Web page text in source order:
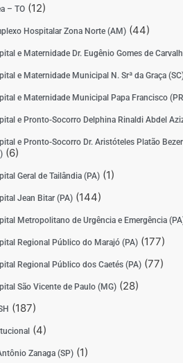
– TO(12)
Hospitalar Zona Norte (AM)(44)
e Maternidade Dr. Eugênio Gomes de
e Maternidade Municipal N. Srª da Graça
e Maternidade Municipal Papa Francisco
e Pronto-Socorro Delphina Rinaldi Abdel
e Pronto-Socorro Dr. Aristóteles Platão
(6)
Geral de Tailândia (PA)(1)
Jean Bitar (PA)(144)
Metropolitano de Urgência e Emergência
Regional Público do Marajó (PA)(177)
Regional Público dos Caetés (PA)(77)
São Vicente de Paulo (MG)(28)
(187)
(4)
Zanaga (SP)(1)